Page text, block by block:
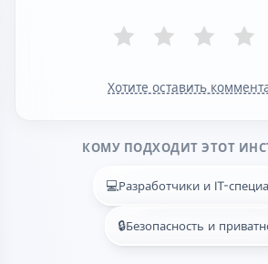
Хотите оставить
КОМУ ПОДХОДИТ ЭТОТ
💻Разработчики и IT-
🔒Безопасность и